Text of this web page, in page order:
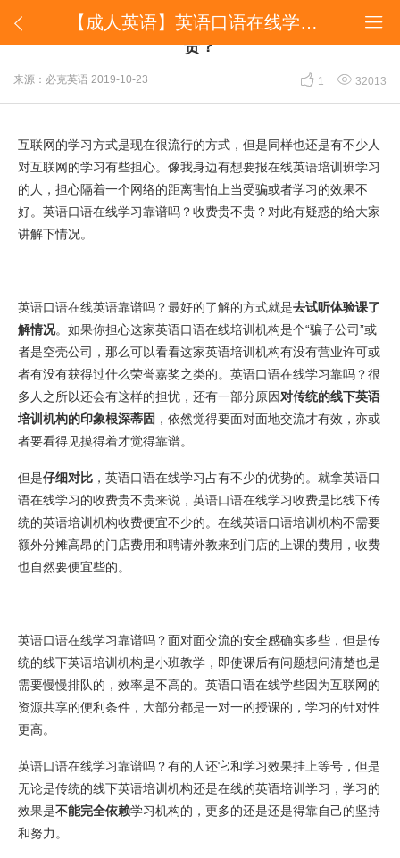
 
【成人英语】英语口语在线学习靠谱吗？收费贵不贵？
【成人英语】英语口语在线学习靠谱吗？收费贵不
贵？
来源：必克英语 2019-10-23  1  32013
互联网的学习方式是现在很流行的方式，但是同样也还是有不少人
对互联网的学习有些担心。像我身边有想要报在线英语培训班学习
的人，担心隔着一个网络的距离害怕上当受骗或者学习的效果不
好。英语口语在线学习靠谱吗？收费贵不贵？对此有疑惑的给大家
讲解下情况。
英语口语在线英语靠谱吗？最好的了解的方式就是去试听体验课了
解情况。如果你担心这家英语口语在线培训机构是个“骗子公司”或
者是空壳公司，那么可以看看这家英语培训机构有没有营业许可或
者有没有获得过什么荣誉嘉奖之类的。英语口语在线学习靠吗？很
多人之所以还会有这样的担忧，还有一部分原因对传统的线下英语
培训机构的印象根深蒂固 ，依然觉得要面对面地交流才有效，亦或
者要看得见摸得着才觉得靠谱。
但是仔细对比 ，英语口语在线学习占有不少的优势的。就拿英语口
语在线学习的收费贵不贵来说，英语口语在线学习收费是比线下传
统的英语培训机构收费便宜不少的。在线英语口语培训机构不需要
额外分摊高昂的门店费用和聘请外教来到门店的上课的费用，收费
也自然要便宜些的。
英语口语在线学习靠谱吗？面对面交流的安全感确实多些，但是传
统的线下英语培训机构是小班教学，即使课后有问题想问清楚也是
需要慢慢排队的，效率是不高的。英语口语在线学些因为互联网的
资源共享的便利条件，大部分都是一对一的授课的，学习的针对性
更高。
英语口语在线学习靠谱吗？有的人还它和学习效果挂上等号，但是
无论是传统的线下英语培训机构还是在线的英语培训学习，学习的
效果是不能完全依赖学习机构的，更多的还是还是得靠自己的坚持
和努力。